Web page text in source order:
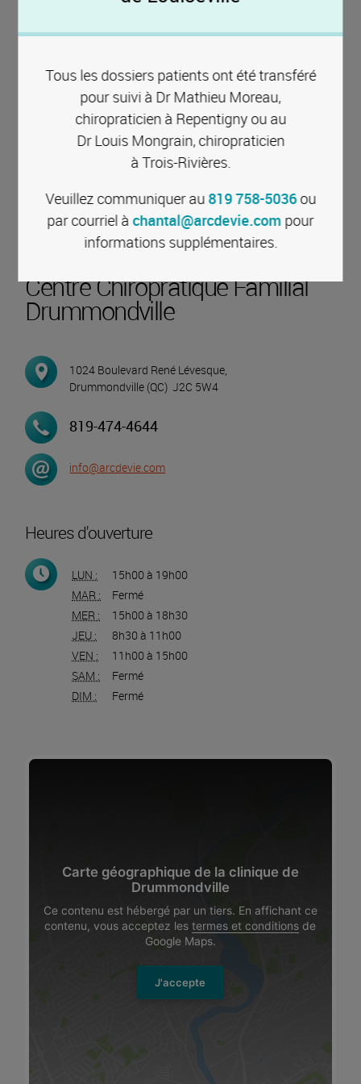
Tous les dossiers patients ont été transféré
pour suivi à Dr Mathieu Moreau,
chiropraticien à Repentigny ou au
Dr Louis Mongrain, chiropraticien
à Trois-Rivières.
Veuillez communiquer au 819 758-5036ou
par courriel àchantal@arcdevie.com pour
informations supplémentaires.
J'accepte
Centre Chiropratique Familial
Drummondville
1024 Boulevard René Lévesque,
Drummondville (QC) J2C 5W4
819-474-4644
info@arcdevie.com
Heures d'ouverture
LUN :
15h00 à 19h00
MAR :
Fermé
MER :
15h00 à 18h30
JEU :
8h30 à 11h00
VEN :
11h00 à 15h00
SAM :
Fermé
DIM :
Fermé
Carte géographique de la clinique de
Drummondville
Ce contenu est hébergé par un tiers. En affichant ce
contenu, vous acceptez lestermes et conditions de
Google Maps.
J'accepte